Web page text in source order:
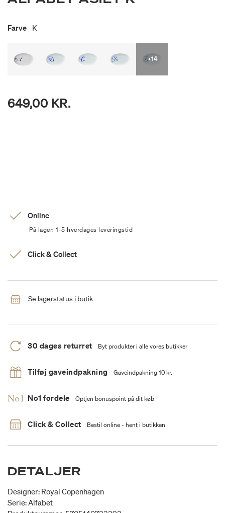
Farve K
+14
649,00 KR.
Online
På lager: 1-5 hverdages leveringstid
Click & Collect
Se lagerstatus i butik
30 dages returret Byt produkter i alle vores butikker
Tilføj gaveindpakning Gaveindpakning 10 kr.
No1 fordele Optjen bonuspoint på dit køb
Click & Collect Bestil online - hent i butikken
DETALJER
Designer: Royal Copenhagen
Serie: Alfabet